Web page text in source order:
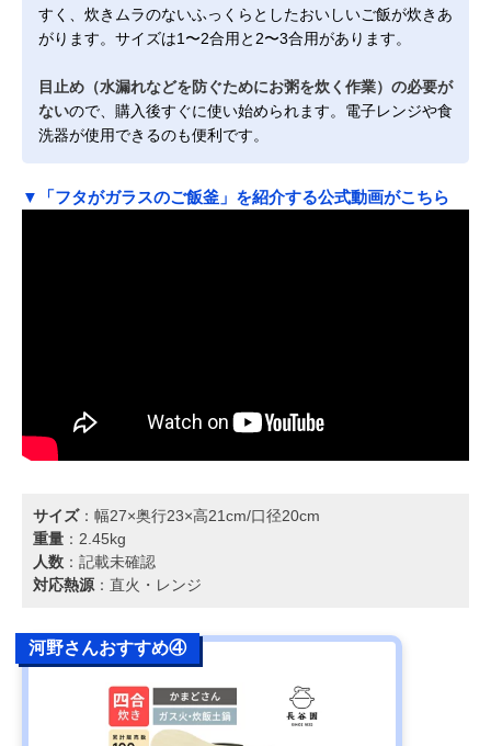
すく、炊きムラのないふっくらとしたおいしいご飯が炊きあ
がります。サイズは1〜2合用と2〜3合用があります。
目止め（水漏れなどを防ぐためにお粥を炊く作業）の必要が
ないので、購入後すぐに使い始められます。電子レンジや食
洗器が使用できるのも便利です。
▼「フタがガラスのご飯釜」を紹介する公式動画がこちら
サイズ：幅27×奥行23×高21cm/口径20cm
重量 ：2.45kg
人数 ：記載未確認
対応熱源 ：直火・レンジ
河野さんおすすめ④